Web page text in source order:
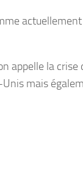
appelle la crise
Unis mais